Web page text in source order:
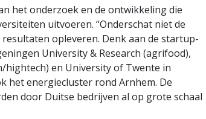
het onderzoek en de ontwikkeling die
uitvoeren. “Onderschat niet de
opleveren. Denk aan de startup-
University & Research (agrifood),
hightech) en University of Twente in
het energiecluster rond Arnhem. De
door Duitse bedrijven al op grote schaal